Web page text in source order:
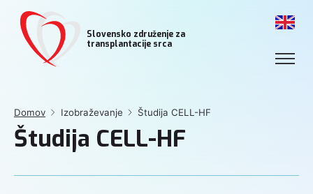
Slovensko združenje za
transplantacije srca
Domov Izobraževanje Študija CELL-HF
Študija CELL-HF